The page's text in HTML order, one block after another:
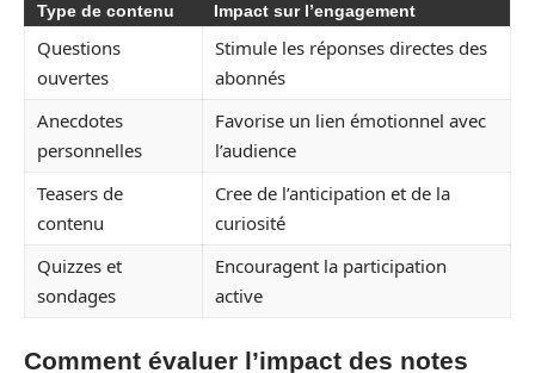
Type de contenu Impact sur l’engagement
Questions
ouvertes
Stimule les réponses directes des
abonnés
Anecdotes
personnelles
Favorise un lien émotionnel avec
l’audience
Teasers de
contenu
Cree de l’anticipation et de la
curiosité
Quizzes et
sondages
Encouragent la participation
active
Comment évaluer l’impact des notes